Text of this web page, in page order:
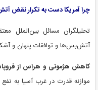
چرا آمریکا دست به تکرار نقض
تحلیلگران مسائل بین‌الملل
آتش‌بس‌ها و توافقات پنهان و
کاهش هژمونی و هراس از
موازنه قدرت در غرب آسیا به